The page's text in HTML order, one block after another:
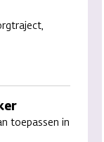
toepassen in